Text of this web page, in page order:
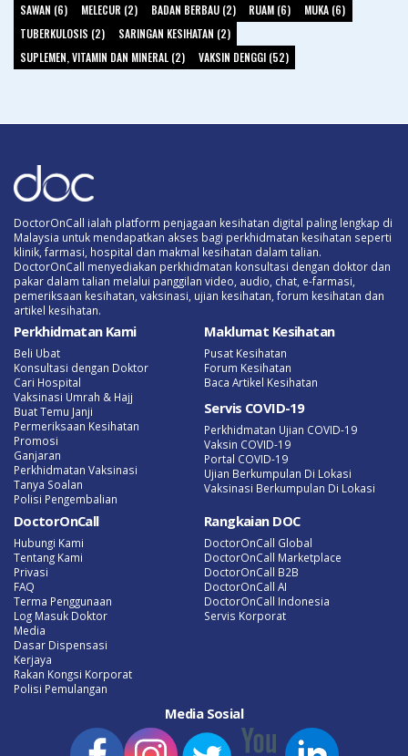
SAWAN (6)
MELECUR (2) BADAN BERBAU (2) RUAM (6)
MUKA (6)
TUBERKULOSIS (2)
SARINGAN KESIHATAN (2)
SUPLEMEN, VITAMIN DAN MINERAL (2)
VAKSIN DENGGI (52)
DoctorOnCall ialah platform penjagaan kesihatan digital paling lengkap di
Malaysia untuk mendapatkan akses bagi perkhidmatan kesihatan seperti
klinik, farmasi, hospital dan makmal kesihatan dalam talian.
DoctorOnCall menyediakan perkhidmatan konsultasi dengan doktor dan
pakar dalam talian melalui panggilan video, audio, chat, e-farmasi,
pemeriksaan kesihatan, vaksinasi, ujian kesihatan, forum kesihatan dan
artikel kesihatan.
Perkhidmatan Kami
Beli Ubat
Konsultasi dengan Doktor
Cari Hospital
Vaksinasi Umrah & Hajj
Buat Temu Janji
Permeriksaan Kesihatan
Promosi
Ganjaran
Perkhidmatan Vaksinasi
Tanya Soalan
Polisi Pengembalian
Maklumat Kesihatan
Pusat Kesihatan
Forum Kesihatan
Baca Artikel Kesihatan
Servis COVID-19
Perkhidmatan Ujian COVID-19
Vaksin COVID-19
Portal COVID-19
Ujian Berkumpulan Di Lokasi
Vaksinasi Berkumpulan Di Lokasi
DoctorOnCall
Hubungi Kami
Tentang Kami
Privasi
FAQ
Terma Penggunaan
Log Masuk Doktor
Media
Dasar Dispensasi
Kerjaya
Rakan Kongsi Korporat
Polisi Pemulangan
Rangkaian DOC
DoctorOnCall Global
DoctorOnCall Marketplace
DoctorOnCall B2B
DoctorOnCall AI
DoctorOnCall Indonesia
Servis Korporat
Media Sosial